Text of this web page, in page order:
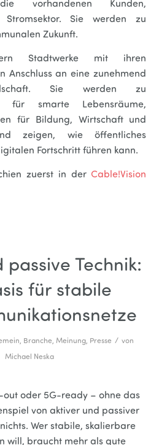
vorhandenen Kunden,
Stromsektor. Sie werden zu
Zukunft.
Stadtwerke mit ihren
Anschluss an eine zunehmend
Sie werden zu
für smarte Lebensräume,
für Bildung, Wirtschaft und
zeigen, wie öffentliches
Fortschritt führen kann.
zuerst in derCable!Vision
passive Technik:
für stabile
, Branche, Meinung, Presse / von
Michael Neska
oder 5G-ready – ohne das
von aktiver und passiver
Wer stabile, skalierbare
will, braucht mehr als gute